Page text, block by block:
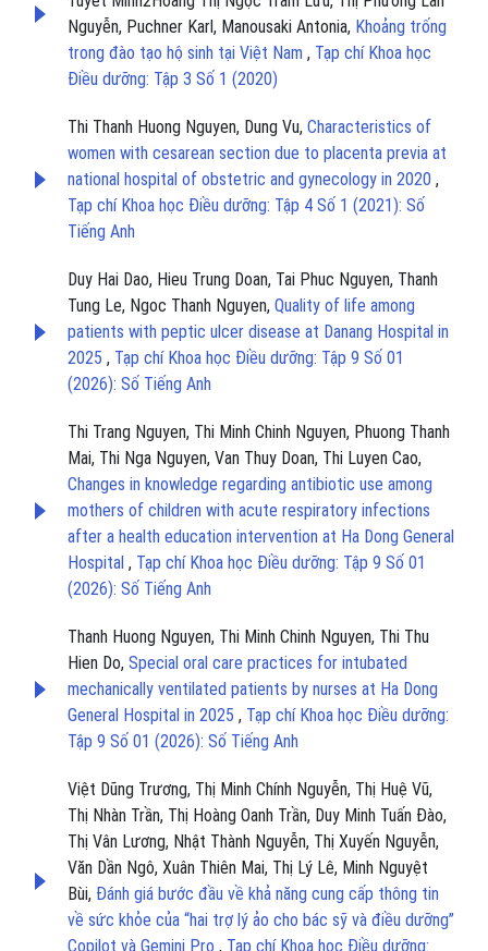
Nguyễn, Puchner Karl, Manousaki Antonia, Khoảng trống
trong đào tạo hộ sinh tại Việt Nam , Tạp chí Khoa học
Điều dưỡng: Tập 3 Số 1 (2020)
Thi Thanh Huong Nguyen, Dung Vu, Characteristics of
women with cesarean section due to placenta previa at
national hospital of obstetric and gynecology in 2020 ,
Tạp chí Khoa học Điều dưỡng: Tập 4 Số 1 (2021): Số
Tiếng Anh
Duy Hai Dao, Hieu Trung Doan, Tai Phuc Nguyen, Thanh
Tung Le, Ngoc Thanh Nguyen, Quality of life among
patients with peptic ulcer disease at Danang Hospital in
2025 , Tạp chí Khoa học Điều dưỡng: Tập 9 Số 01
(2026): Số Tiếng Anh
Thi Trang Nguyen, Thi Minh Chinh Nguyen, Phuong Thanh
Mai, Thi Nga Nguyen, Van Thuy Doan, Thi Luyen Cao,
Changes in knowledge regarding antibiotic use among
mothers of children with acute respiratory infections
after a health education intervention at Ha Dong General
Hospital , Tạp chí Khoa học Điều dưỡng: Tập 9 Số 01
(2026): Số Tiếng Anh
Thanh Huong Nguyen, Thi Minh Chinh Nguyen, Thi Thu
Hien Do, Special oral care practices for intubated
mechanically ventilated patients by nurses at Ha Dong
General Hospital in 2025 , Tạp chí Khoa học Điều dưỡng:
Tập 9 Số 01 (2026): Số Tiếng Anh
Việt Dũng Trương, Thị Minh Chính Nguyễn, Thị Huệ Vũ,
Thị Nhàn Trần, Thị Hoàng Oanh Trần, Duy Minh Tuấn Đào,
Thị Vân Lương, Nhật Thành Nguyễn, Thị Xuyến Nguyễn,
Văn Dần Ngô, Xuân Thiên Mai, Thị Lý Lê, Minh Nguyệt
Bùi, Đánh giá bước đầu về khả năng cung cấp thông tin
về sức khỏe của “hai trợ lý ảo cho bác sỹ và điều dưỡng”
Copilot và Gemini Pro , Tạp chí Khoa học Điều dưỡng: